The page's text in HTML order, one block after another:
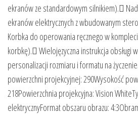
ekranów ze standardowym silnikiem).
ekranów elektrycznych z wbudowanym
Korbka do operowania ręcznego w
korbkę). Wielojęzyczna instrukcja obsługi
personalizacji rozmiaru i formatu na
powierzchni projekcyjnej: 290Wysokość
218Powierzchnia projekcyjna: Vision
elektrycznyFormat obszaru obrazu: